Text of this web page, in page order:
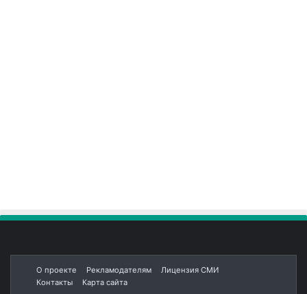
О проекте Рекламодателям
Лицензия СМИ
Контакты
Карта сайта